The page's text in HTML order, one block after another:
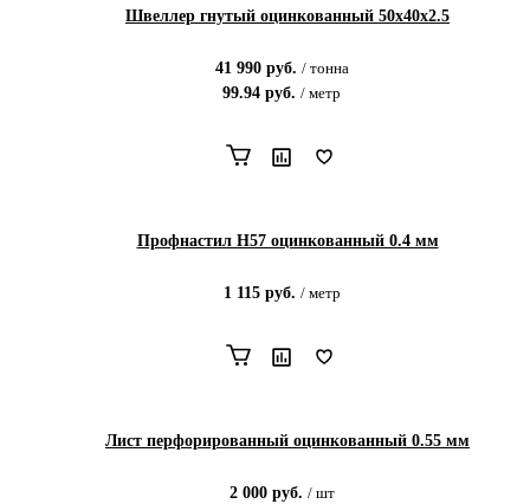
Швеллер гнутый оцинкованный 50х40х2.5
41 990руб. / тонна
99.94 руб. / метр
Профнастил Н57 оцинкованный 0.4 мм
1 115руб. / метр
Лист перфорированный оцинкованный 0.55 мм
2 000руб. / шт